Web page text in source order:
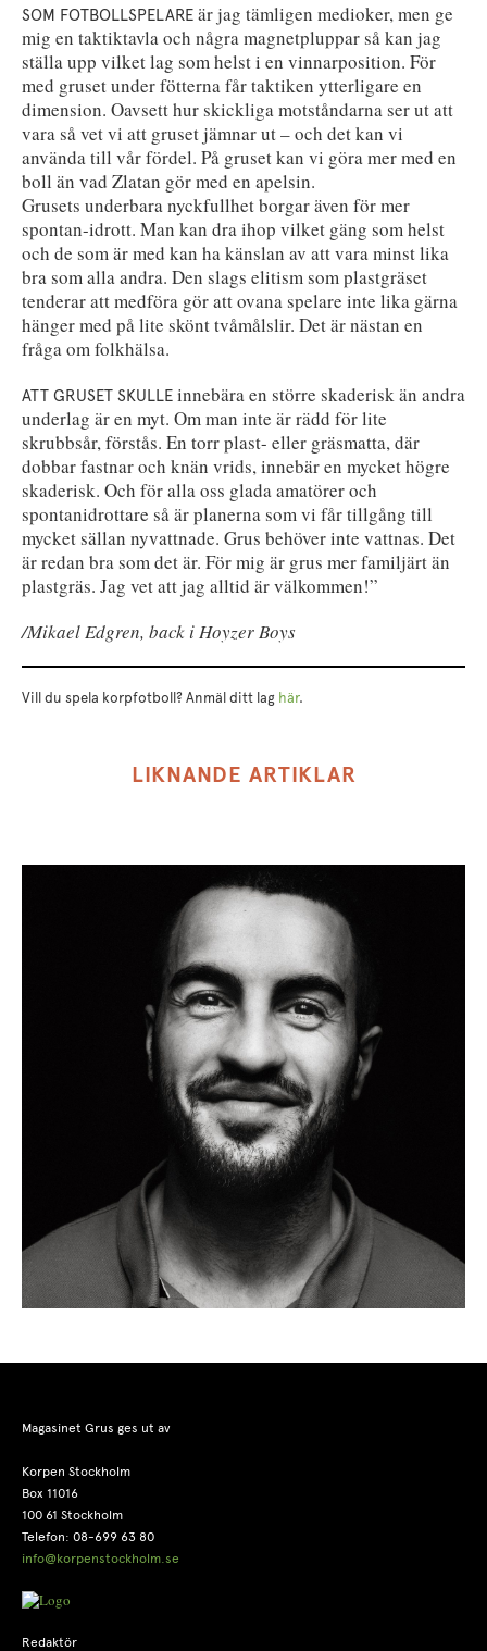
SOM FOTBOLLSPELARE är jag tämligen medioker, men ge
mig en taktiktavla och några magnetpluppar så kan jag
ställa upp vilket lag som helst i en vinnarposition. För
med gruset under fötterna får taktiken ytterligare en
dimension. Oavsett hur skickliga motståndarna ser ut att
vara så vet vi att gruset jämnar ut – och det kan vi
använda till vår fördel. På gruset kan vi göra mer med en
boll än vad Zlatan gör med en apelsin.
Grusets underbara nyckfullhet borgar även för mer
spontan-idrott. Man kan dra ihop vilket gäng som helst
och de som är med kan ha känslan av att vara minst lika
bra som alla andra. Den slags elitism som plastgräset
tenderar att medföra gör att ovana spelare inte lika gärna
hänger med på lite skönt tvåmålslir. Det är nästan en
fråga om folkhälsa.
ATT GRUSET SKULLE innebära en större skaderisk än andra
underlag är en myt. Om man inte är rädd för lite
skrubbsår, förstås. En torr plast- eller gräsmatta, där
dobbar fastnar och knän vrids, innebär en mycket högre
skaderisk. Och för alla oss glada amatörer och
spontanidrottare så är planerna som vi får tillgång till
mycket sällan nyvattnade. Grus behöver inte vattnas. Det
är redan bra som det är. För mig är grus mer familjärt än
plastgräs. Jag vet att jag alltid är välkommen!”
/Mikael Edgren, back i Hoyzer Boys
Vill du spela korpfotboll? Anmäl ditt lag här.
LIKNANDE ARTIKLAR
Magasinet Grus ges ut av
Korpen Stockholm
Box 11016
100 61 Stockholm
Telefon: 08-699 63 80
info@korpenstockholm.se
Redaktör